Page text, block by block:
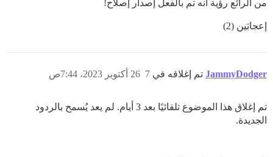
من الرائع رؤية أنه تم بالفعل إصدار إصلاح!
إعجابَين (2)
JammyDodger تم إغلاقه في 26 أكتوبر 2023، 7:44ص 7
تم إغلاق هذا الموضوع تلقائيًا بعد 3 أيام. لم يعد يُسمح بالردود
الجديدة.